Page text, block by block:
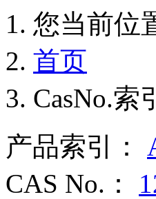
您当前位
首页
CasNo.索引
产品索引：
CAS No.： 1